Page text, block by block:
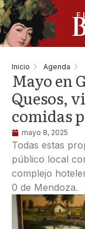
Inicio Agenda
Mayo en
Quesos,
comidas
mayo 8, 2025
Todas estas
público local
complejo
0 de Mendoza.